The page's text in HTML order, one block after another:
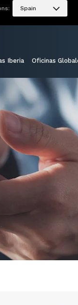
Spain
Iberia Oficinas